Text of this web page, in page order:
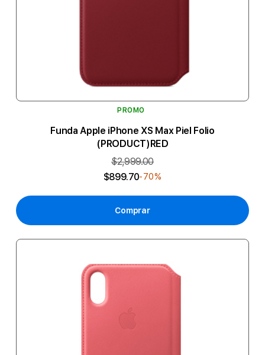
PROMO
Funda Apple iPhone XS Max Piel Folio
(PRODUCT)RED
$2,999.00
$899.70-70%
Comprar